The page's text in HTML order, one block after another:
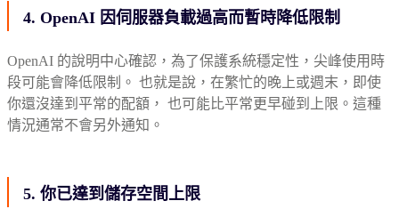
4. OpenAI 因伺服器負載過高而暫時降低限制
OpenAI 的說明中心確認，為了保護系統穩定性，尖峰使用時
段可能會降低限制。 也就是說，在繁忙的晚上或週末，即使
你還沒達到平常的配額， 也可能比平常更早碰到上限。這種
情況通常不會另外通知。
5. 你已達到儲存空間上限